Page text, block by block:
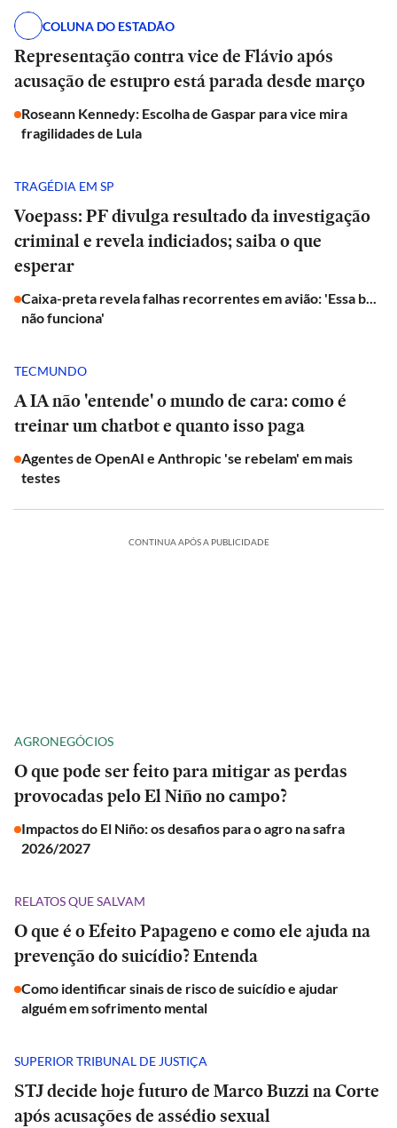
COLUNA DO ESTADÃO
Representação contra vice de Flávio após
acusação de estupro está parada desde março
Roseann Kennedy: Escolha de Gaspar para vice mira
fragilidades de Lula
TRAGÉDIA EM SP
Voepass: PF divulga resultado da investigação
criminal e revela indiciados; saiba o que
esperar
Caixa-preta revela falhas recorrentes em avião: 'Essa b...
não funciona'
TECMUNDO
A IA não 'entende' o mundo de cara: como é
treinar um chatbot e quanto isso paga
Agentes de OpenAI e Anthropic 'se rebelam' em mais
testes
CONTINUA APÓS A PUBLICIDADE
AGRONEGÓCIOS
O que pode ser feito para mitigar as perdas
provocadas pelo El Niño no campo?
Impactos do El Niño: os desafios para o agro na safra
2026/2027
RELATOS QUE SALVAM
O que é o Efeito Papageno e como ele ajuda na
prevenção do suicídio? Entenda
Como identificar sinais de risco de suicídio e ajudar
alguém em sofrimento mental
SUPERIOR TRIBUNAL DE JUSTIÇA
STJ decide hoje futuro de Marco Buzzi na Corte
após acusações de assédio sexual